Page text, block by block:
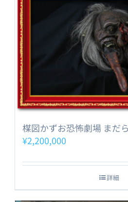
楳図かずお恐怖劇場 まだ
¥2,200,000
詳細